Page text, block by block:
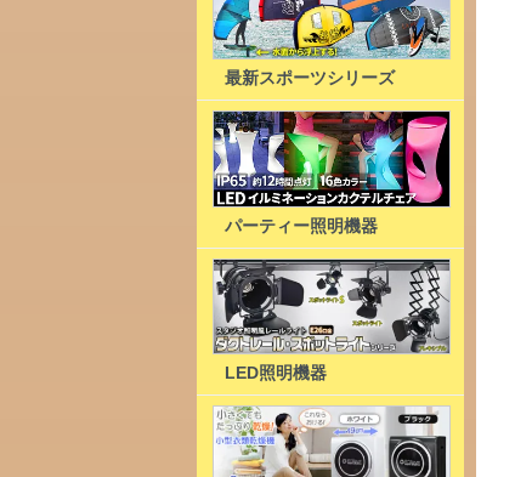
最新スポーツシリーズ
パーティー照明機器
LED照明機器